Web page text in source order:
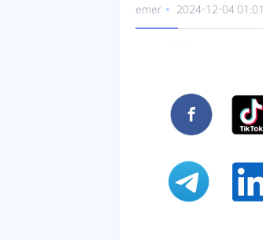
emer 2024-12-04 01:01